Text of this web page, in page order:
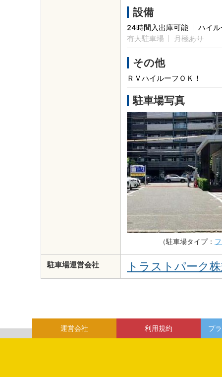
設備
24時間入出庫可能
ハイ
有人駐車場
月極あり
その他
ＲＶハイルーフＯＫ！
駐車場写真
（駐車場タイプ：
駐車場運営会社 トラストパーク
運営会社 利用規約 プ